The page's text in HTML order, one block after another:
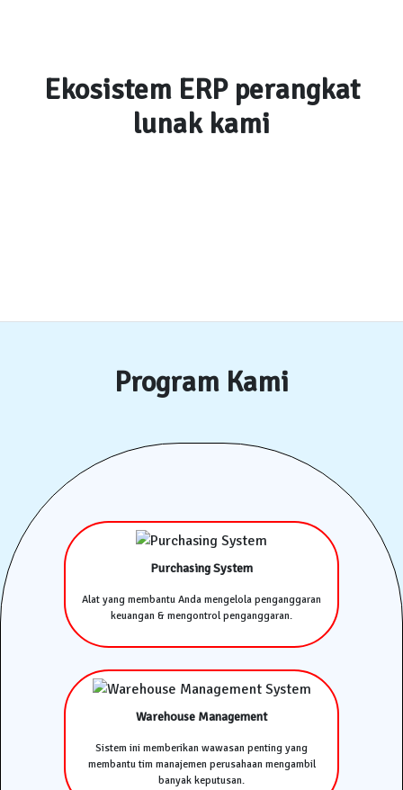
Ekosistem ERP perangkat
lunak kami
Program Kami
Purchasing System
Alat yang membantu Anda mengelola penganggaran
keuangan & mengontrol penganggaran.
Warehouse Management
Sistem ini memberikan wawasan penting yang
membantu tim manajemen perusahaan mengambil
banyak keputusan.